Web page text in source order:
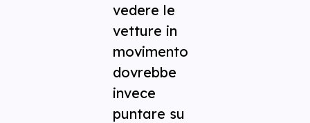
vedere le
vetture in
movimento
dovrebbe
invece
puntare su